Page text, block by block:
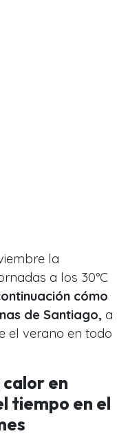
la
a los 30°C
cómo
de Santiago, a
el verano en todo
en
tiempo en el